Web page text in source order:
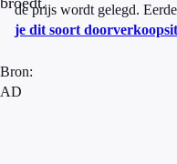
de prijs wordt gelegd.
je dit soort
Bron:
AD